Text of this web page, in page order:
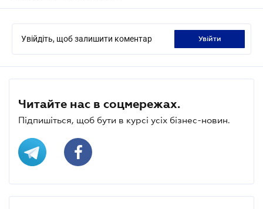
Увійдіть, щоб залишити коментар увійти
Читайте нас в соцмережах.
Підпишіться, щоб бути в курсі усіх бізнес-новин.